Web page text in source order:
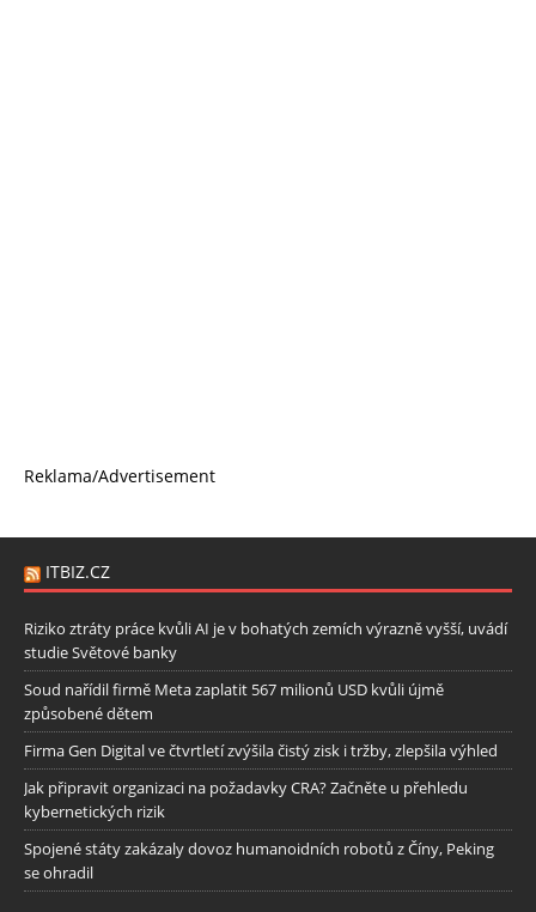
Reklama/Advertisement
ITBIZ.CZ
Riziko ztráty práce kvůli AI je v bohatých zemích výrazně vyšší, uvádí
studie Světové banky
Soud nařídil firmě Meta zaplatit 567 milionů USD kvůli újmě
způsobené dětem
Firma Gen Digital ve čtvrtletí zvýšila čistý zisk i tržby, zlepšila výhled
Jak připravit organizaci na požadavky CRA? Začněte u přehledu
kybernetických rizik
Spojené státy zakázaly dovoz humanoidních robotů z Číny, Peking
se ohradil